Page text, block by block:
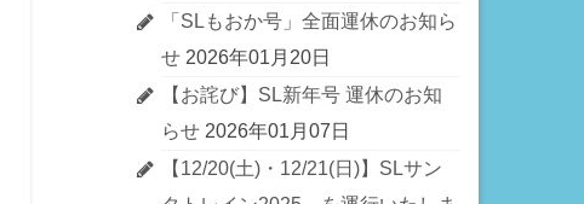
「SLもおか号」全面運休のお知ら
せ 2026年01月20日
【お詫び】SL新年号 運休のお知
らせ 2026年01月07日
【12/20(土)・12/21(日)】SLサン